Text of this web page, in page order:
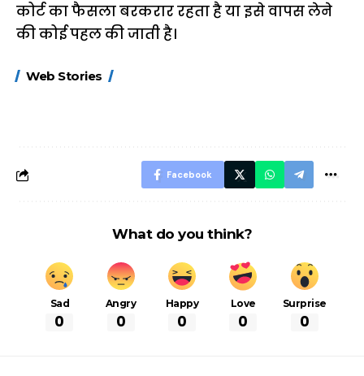
कोर्ट का फैसला बरकरार रहता है या इसे वापस लेने
की कोई पहल की जाती है।
Web Stories
FASTag के ये नए
Facebook
What do you think?
Sad
0
Angry
0
Happy
0
Love
0
Surprise
0